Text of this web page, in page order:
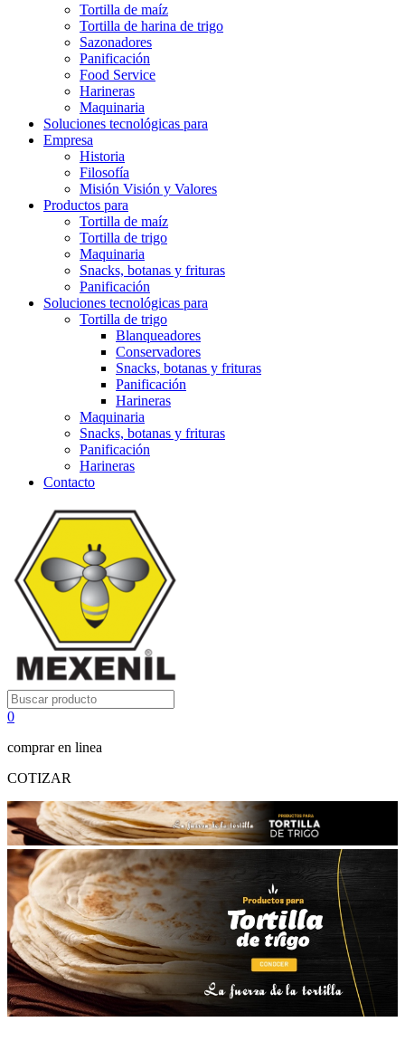
Tortilla de maíz
Tortilla de harina de trigo
Sazonadores
Panificación
Food Service
Harineras
Maquinaria
Soluciones tecnológicas para
Empresa
Historia
Filosofía
Misión Visión y Valores
Productos para
Tortilla de maíz
Tortilla de trigo
Maquinaria
Snacks, botanas y frituras
Panificación
Soluciones tecnológicas para
Tortilla de trigo
Blanqueadores
Conservadores
Snacks, botanas y frituras
Panificación
Harineras
Maquinaria
Snacks, botanas y frituras
Panificación
Harineras
Contacto
0
comprar en linea
COTIZAR